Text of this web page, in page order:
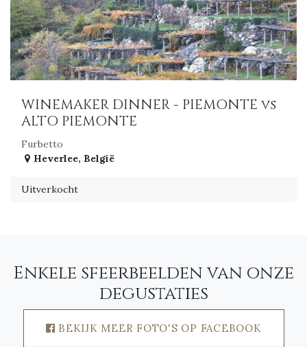
WINEMAKER DINNER - PIEMONTE vs
ALTO PIEMONTE
Furbetto
Heverlee, België
Uitverkocht
Enkele sfeerbeelden van onze
degustaties
BEKIJK MEER FOTO'S OP FACEBOOK